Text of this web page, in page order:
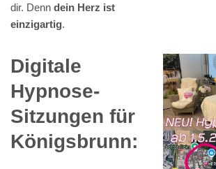
dir. Denn dein Herz ist
einzigartig.
Digitale
Hypnose-
Sitzungen für
Königsbrunn: